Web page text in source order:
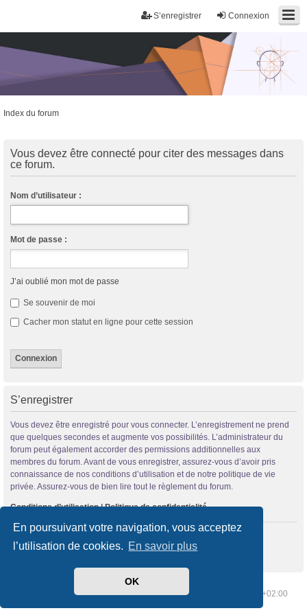
En poursuivant votre navigation, vous acceptez
l’utilisation de cookies. En savoir plus
OK
Connexion
S’enregistrer
Index du forum
Vous devez être connecté pour citer des messages dans
ce forum.
Nom d’utilisateur :
Mot de passe :
J’ai oublié mon mot de passe
Se souvenir de moi
Cacher mon statut en ligne pour cette session
S’enregistrer
Vous devez être enregistré pour vous connecter. L’enregistrement ne prend
que quelques secondes et augmente vos possibilités. L’administrateur du
forum peut également accorder des permissions additionnelles aux
membres du forum. Avant de vous enregistrer, assurez-vous d’avoir pris
connaissance de nos conditions d’utilisation et de notre politique de vie
privée. Assurez-vous de bien lire tout le règlement du forum.
Conditions d’utilisation|Politique de confidentialité
S’enregistrer
Supprimer les cookies Heures au format UTC+02:00